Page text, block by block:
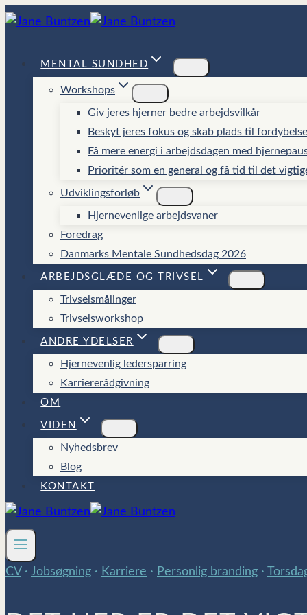
Fortsæt
MENTAL SUNDHED
Workshops
Giv jeres hjerner bedre arbejdsvilkår
Beskyt jeres fokus og skab plads til fordybelse
Få mere energi i arbejdsdagen med
Prioritér som en general og få tid til det
Udviklingsforløb
Hjernevenlige arbejdsvaner
Foredrag
Danmarks Mentale Sundhedsdag 2026
ARBEJDSGLÆDE OG TRIVSEL
Trivselsmålinger
Trivselsworkshop
ANDRE YDELSER
Hjernevenlig ledersparring
Karriererådgivning
OM
VIDEN
Nyhedsbrev
Blog
KONTAKT
CV· Jobsøgning · Karriere · Personlig branding ·